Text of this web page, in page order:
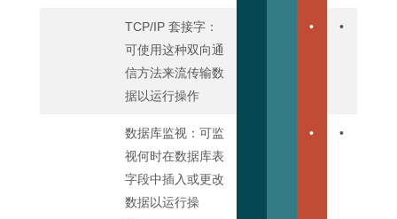
TCP/IP 套接字：
可使用这种双向通
信方法来流传输数
据以运行操作
• •
数据库监视：可监
视何时在数据库表
字段中插入或更改
数据以运行操
• •